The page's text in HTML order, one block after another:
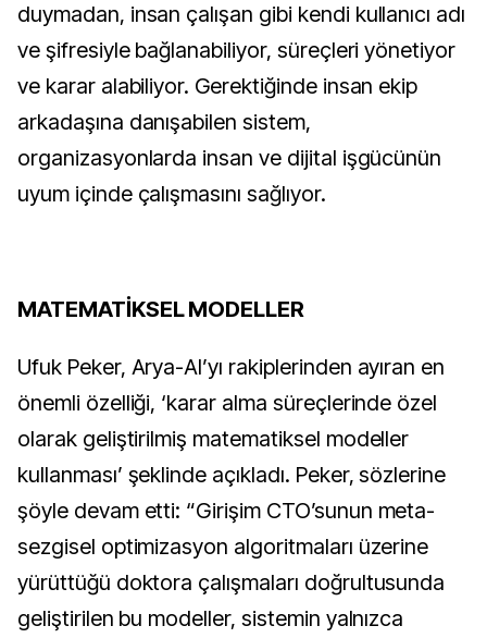
duymadan, insan çalışan gibi kendi kullanıcı adı
ve şifresiyle bağlanabiliyor, süreçleri yönetiyor
ve karar alabiliyor. Gerektiğinde insan ekip
arkadaşına danışabilen sistem,
organizasyonlarda insan ve dijital işgücünün
uyum içinde çalışmasını sağlıyor.
MATEMATİKSEL MODELLER
Ufuk Peker, Arya-AI’yı rakiplerinden ayıran en
önemli özelliği, ‘karar alma süreçlerinde özel
olarak geliştirilmiş matematiksel modeller
kullanması’ şeklinde açıkladı. Peker, sözlerine
şöyle devam etti: “Girişim CTO’sunun meta-
sezgisel optimizasyon algoritmaları üzerine
yürüttüğü doktora çalışmaları doğrultusunda
geliştirilen bu modeller, sistemin yalnızca